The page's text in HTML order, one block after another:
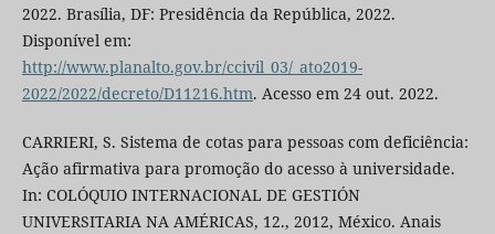
2022. Brasília, DF: Presidência da República, 2022.
Disponível em:
http://www.planalto.gov.br/ccivil_03/_ato2019-
2022/2022/decreto/D11216.htm. Acesso em 24 out. 2022.
CARRIERI, S. Sistema de cotas para pessoas com deficiência:
Ação afirmativa para promoção do acesso à universidade.
In: COLÓQUIO INTERNACIONAL DE GESTIÓN
UNIVERSITARIA NA AMÉRICAS, 12., 2012, México. Anais